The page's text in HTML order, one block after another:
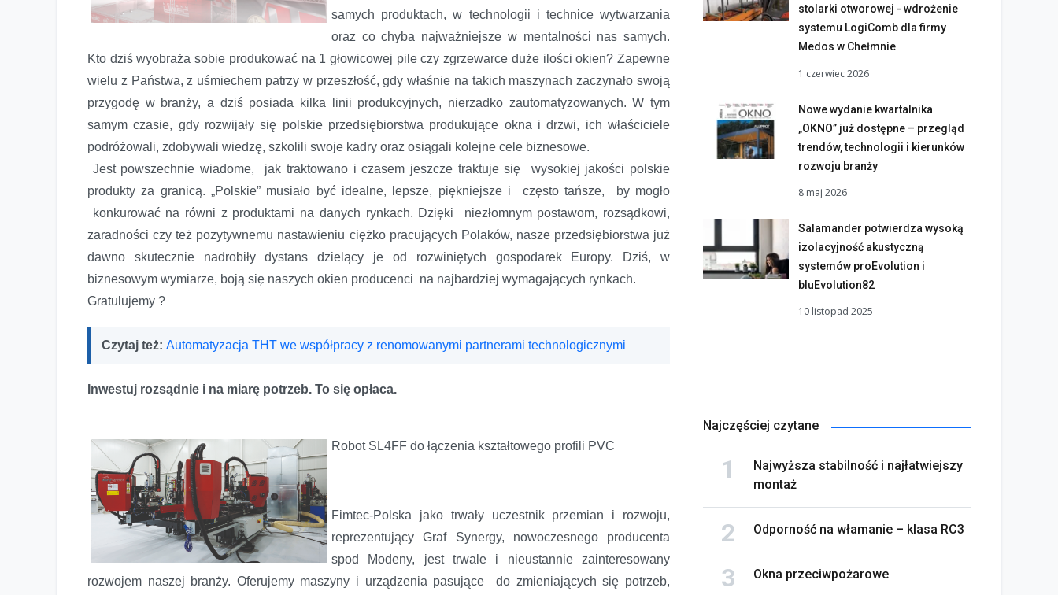
samych produktach, w technologii i technice wytwarzania
oraz co chyba najważniejsze w mentalności nas samych.
Kto dziś wyobraża sobie produkować na 1 głowicowej pile czy zgrzewarce duże ilości okien? Zapewne
wielu z Państwa, z uśmiechem patrzy w przeszłość, gdy właśnie na takich maszynach zaczynało swoją
przygodę w branży, a dziś posiada kilka linii produkcyjnych, nierzadko zautomatyzowanych. W tym
samym czasie, gdy rozwijały się polskie przedsiębiorstwa produkujące okna i drzwi, ich właściciele
podróżowali, zdobywali wiedzę, szkolili swoje kadry oraz osiągali kolejne cele biznesowe.
Jest powszechnie wiadome, jak traktowano i czasem jeszcze traktuje się wysokiej jakości polskie
produkty za granicą. „Polskie” musiało być idealne, lepsze, piękniejsze i często tańsze, by mogło
konkurować na równi z produktami na danych rynkach. Dzięki niezłomnym postawom, rozsądkowi,
zaradności czy też pozytywnemu nastawieniu ciężko pracujących Polaków, nasze przedsiębiorstwa już
dawno skutecznie nadrobiły dystans dzielący je od rozwiniętych gospodarek Europy. Dziś, w
biznesowym wymiarze, boją się naszych okien producenci na najbardziej wymagających rynkach.
Gratulujemy ?
Czytaj też: Automatyzacja THT we współpracy z renomowanymi partnerami technologicznymi
Inwestuj rozsądnie i na miarę potrzeb. To się opłaca.
Robot SL4FF do łączenia kształtowego profili PVC
Fimtec-Polska jako trwały uczestnik przemian i rozwoju,
reprezentujący Graf Synergy, nowoczesnego producenta
spod Modeny, jest trwale i nieustannie zainteresowany
rozwojem naszej branży. Oferujemy maszyny i urządzenia pasujące do zmieniających się potrzeb,
stolarki otworowej - wdrożenie
systemu LogiComb dla firmy
Medos w Chełmnie
1 czerwiec 2026
Nowe wydanie kwartalnika
„OKNO” już dostępne – przegląd
trendów, technologii i kierunków
rozwoju branży
8 maj 2026
Salamander potwierdza wysoką
izolacyjność akustyczną
systemów proEvolution i
bluEvolution82
10 listopad 2025
Najczęściej czytane
Najwyższa stabilność i najłatwiejszy
montaż
Odporność na włamanie – klasa RC3
Okna przeciwpożarowe